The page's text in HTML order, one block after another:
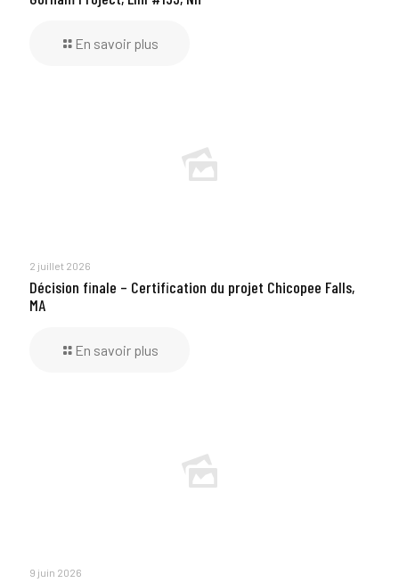
En savoir plus
2 juillet 2026
Décision finale – Certification du projet Chicopee Falls,
MA
En savoir plus
9 juin 2026